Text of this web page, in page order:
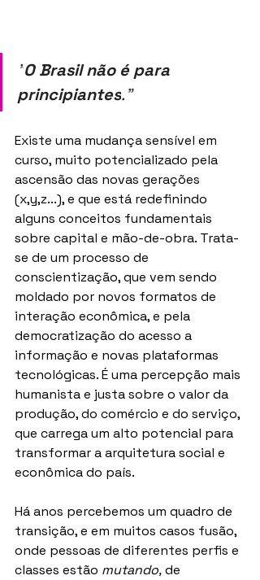
"O Brasil não é para
principiantes."
Existe uma mudança sensível em
curso, muito potencializado pela
ascensão das novas gerações
(x,y,z...), e que está redefinindo
alguns conceitos fundamentais
sobre capital e mão-de-obra. Trata-
se de um processo de
conscientização, que vem sendo
moldado por novos formatos de
interação econômica, e pela
democratização do acesso a
informação e novas plataformas
tecnológicas. É uma percepção mais
humanista e justa sobre o valor da
produção, do comércio e do serviço,
que carrega um alto potencial para
transformar a arquitetura social e
econômica do país.
Há anos percebemos um quadro de
transição, e em muitos casos fusão,
onde pessoas de diferentes perfis e
classes estão mutando, de